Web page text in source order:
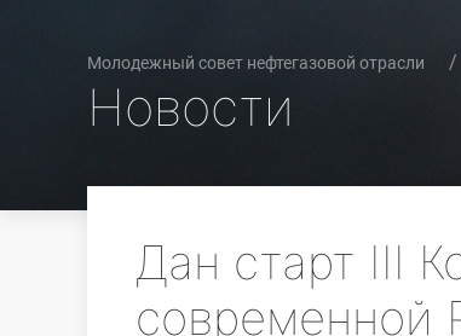
Молодежный совет нефтегазовой отрасли
Новости
Дан старт III
современной